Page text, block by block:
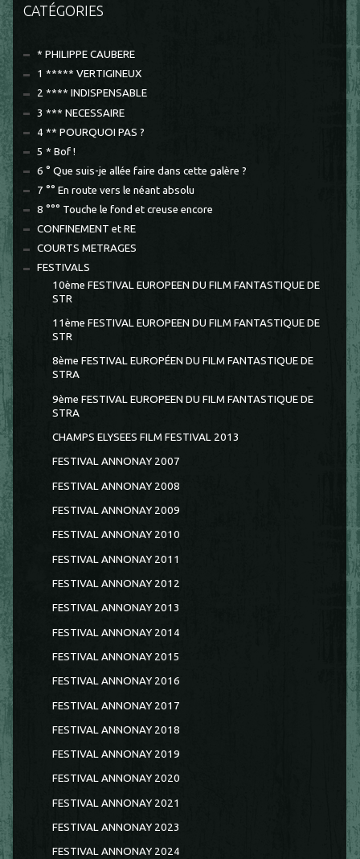
CATÉGORIES
* PHILIPPE CAUBERE
1 ***** VERTIGINEUX
2 **** INDISPENSABLE
3 *** NECESSAIRE
4 ** POURQUOI PAS ?
5 * Bof !
6 ° Que suis-je allée faire dans cette galère ?
7 °° En route vers le néant absolu
8 °°° Touche le fond et creuse encore
CONFINEMENT et RE
COURTS METRAGES
FESTIVALS
10ème FESTIVAL EUROPEEN DU FILM FANTASTIQUE DE
STR
11ème FESTIVAL EUROPEEN DU FILM FANTASTIQUE DE
STR
8ème FESTIVAL EUROPÉEN DU FILM FANTASTIQUE DE
STRA
9ème FESTIVAL EUROPEEN DU FILM FANTASTIQUE DE
STRA
CHAMPS ELYSEES FILM FESTIVAL 2013
FESTIVAL ANNONAY 2007
FESTIVAL ANNONAY 2008
FESTIVAL ANNONAY 2009
FESTIVAL ANNONAY 2010
FESTIVAL ANNONAY 2011
FESTIVAL ANNONAY 2012
FESTIVAL ANNONAY 2013
FESTIVAL ANNONAY 2014
FESTIVAL ANNONAY 2015
FESTIVAL ANNONAY 2016
FESTIVAL ANNONAY 2017
FESTIVAL ANNONAY 2018
FESTIVAL ANNONAY 2019
FESTIVAL ANNONAY 2020
FESTIVAL ANNONAY 2021
FESTIVAL ANNONAY 2023
FESTIVAL ANNONAY 2024